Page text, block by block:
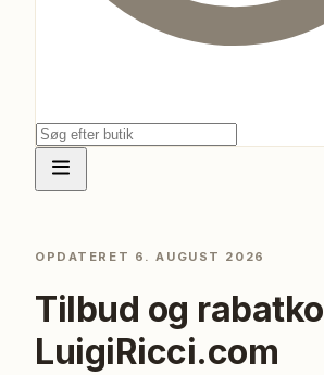
OPDATERET 6. AUGUST 2026
Tilbud og
LuigiRicci.com